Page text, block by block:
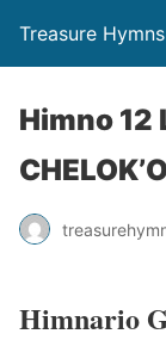
Treasure
Himno 12
Himnario